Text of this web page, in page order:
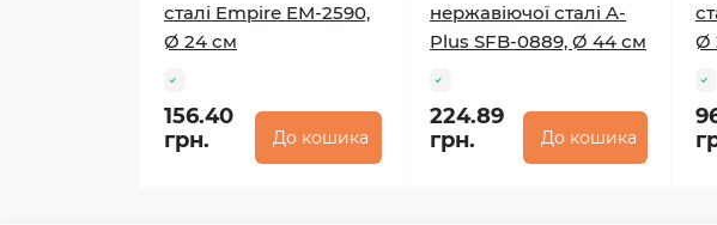
сталі Empire EM-2590,
Ø 24 см
156.40
грн.
До кошика
нержавіючої сталі A-
Plus SFB-0889, Ø 44 см
224.89
грн.
До кошика
Ø